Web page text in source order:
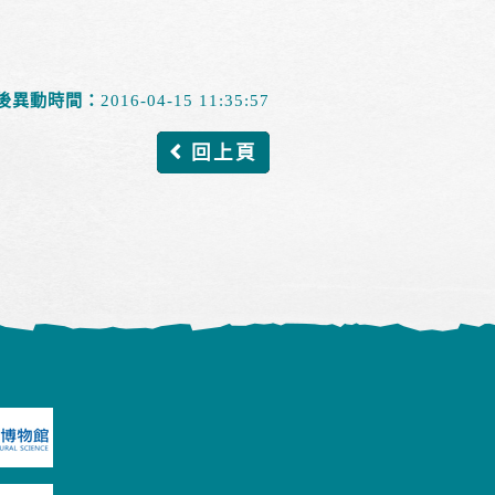
異動時間： 2016-04-15 11:35:57
回上頁